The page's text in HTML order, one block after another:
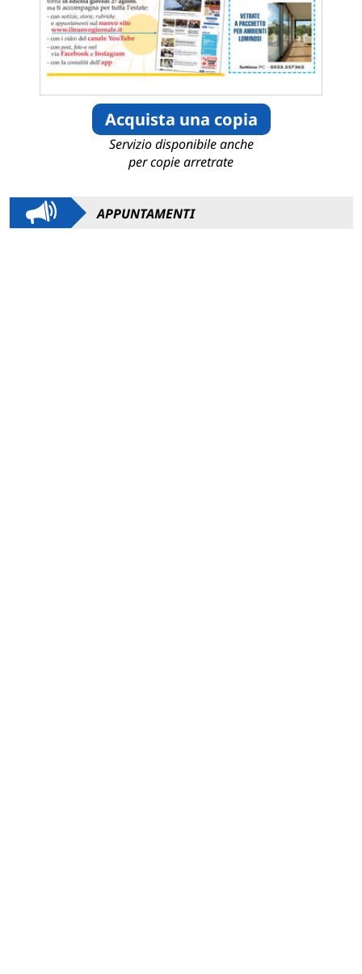
Acquista una copia
Servizio disponibile anche
per copie arretrate
APPUNTAMENTI